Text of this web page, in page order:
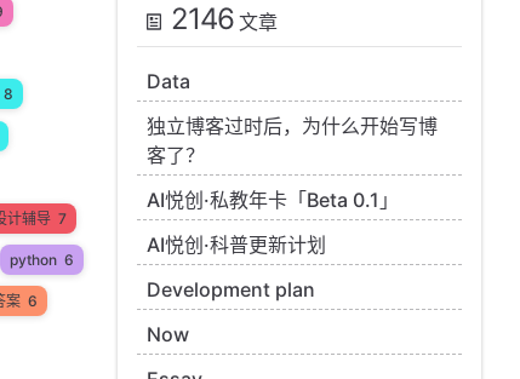
8
计辅导 7
python 6
案 6
2146 文章
Data
独立博客过时后，为什么开始写博
客了？
AI悦创·私教年卡「Beta 0.1」
AI悦创·科普更新计划
Development plan
Now